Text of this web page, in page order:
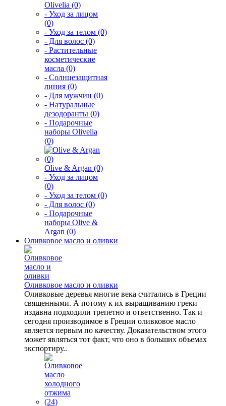
Olivelia (0)
- Уход за лицом
(0)
- Уход за телом (0)
- Для волос (0)
- Растительные
косметические
масла (0)
- Солнцезащитная
линия (0)
- Для мужчин (0)
- Натуральные
дезодоранты (0)
- Подарочные
наборы Olivelia
(0)
Olive & Argan (0)
- Уход за лицом
(0)
- Уход за телом (0)
- Для волос (0)
- Подарочные
наборы Olive &
Argan (0)
Оливковое масло и оливки
Оливковое масло и оливки
Оливковые деревья многие века считались в Греции
священными. А потому к их выращиванию греки
издавна подходили трепетно и ответственно. Так и
сегодня производимое в Греции оливковое масло
является первым по качеству. Доказательством этого
может являться тот факт, что оно в больших объемах
экспортиру..